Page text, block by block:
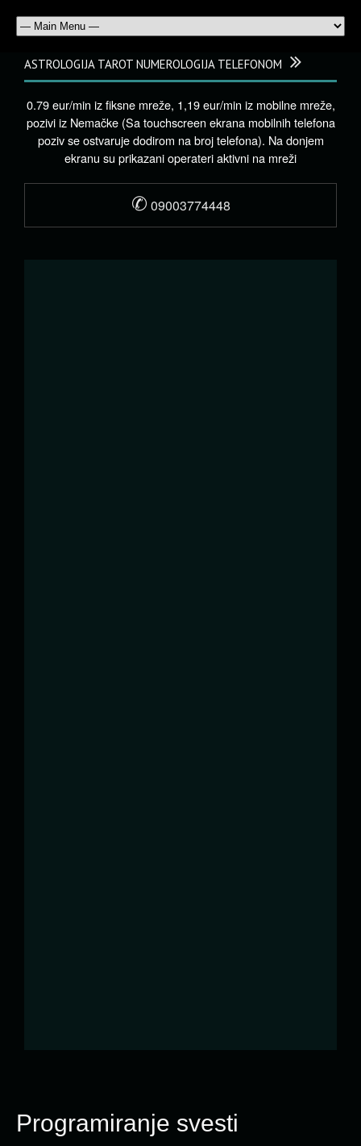
Programiranje svesti
ASTROLOGIJA TAROT NUMEROLOGIJA TELEFONOM
0.79 eur/min iz fiksne mreže, 1,19 eur/min iz mobilne mreže,
pozivi iz Nemačke (Sa touchscreen ekrana mobilnih telefona
poziv se ostvaruje dodirom na broj telefona). Na donjem
ekranu su prikazani operateri aktivni na mreži
✆ 09003774448